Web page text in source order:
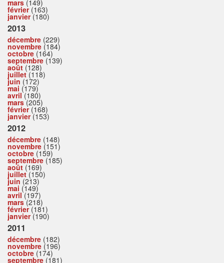
mars(149)
février(163)
janvier(180)
2013
décembre (229)
novembre (184)
octobre (164)
septembre (139)
août (128)
juillet(118)
juin (172)
mai (179)
avril(180)
mars(205)
février(168)
janvier(153)
2012
décembre (148)
novembre (151)
octobre (159)
septembre (185)
août (169)
juillet(150)
juin (213)
mai (149)
avril(197)
mars(218)
février(181)
janvier(190)
2011
décembre (182)
novembre (196)
octobre (174)
septembre (181)